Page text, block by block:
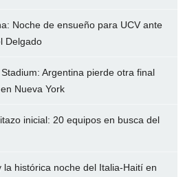
Noche de ensueño para UCV ante
Delgado
Argentina pierde otra final
Nueva York
inicial: 20 equipos en busca del
la histórica noche del Italia-Haití en